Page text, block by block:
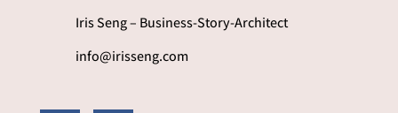
Iris Seng – Business-Story-Architect
info@irisseng.com